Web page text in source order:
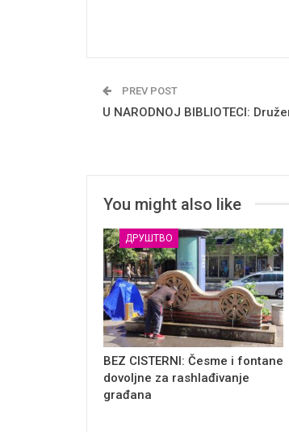
PREV POST
U NARODNOJ BIBLIOTECI:
You might also like
ДРУШТВО
BEZ CISTERNI: Česme i fontane
dovoljne za rashlađivanje
građana